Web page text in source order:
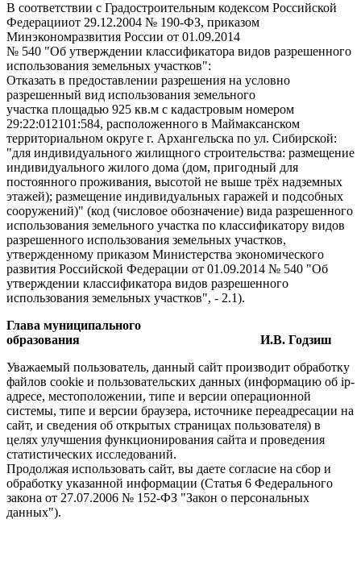
В соответствии с Градостроительным кодексом Российской
Федерацииот 29.12.2004 № 190-ФЗ, приказом
Минэкономразвития России от 01.09.2014
№ 540 "Об утверждении классификатора видов разрешенного
использования земельных участков":
Отказать в предоставлении разрешения на условно
разрешенный вид использования земельного
участка площадью 925 кв.м с кадастровым номером
29:22:012101:584, расположенного в Маймаксанском
территориальном округе г. Архангельска по ул. Сибирской:
"для индивидуального жилищного строительства: размещение
индивидуального жилого дома (дом, пригодный для
постоянного проживания, высотой не выше трёх надземных
этажей); размещение индивидуальных гаражей и подсобных
сооружений)" (код (числовое обозначение) вида разрешенного
использования земельного участка по классификатору видов
разрешенного использования земельных участков,
утвержденному приказом Министерства экономического
развития Российской Федерации от 01.09.2014 № 540 "Об
утверждении классификатора видов разрешенного
использования земельных участков", - 2.1).
Глава муниципального
образования И.В. Годзиш
Уважаемый пользователь, данный сайт производит обработку
файлов cookie и пользовательских данных (информацию об ip-
адресе, местоположении, типе и версии операционной
системы, типе и версии браузера, источнике переадресации на
сайт, и сведения об открытых страницах пользователя) в
целях улучшения функционирования сайта и проведения
статистических исследований.
Продолжая использовать сайт, вы даете согласие на сбор и
обработку указанной информации (Статья 6 Федерального
закона от 27.07.2006 № 152-ФЗ "Закон о персональных
данных").